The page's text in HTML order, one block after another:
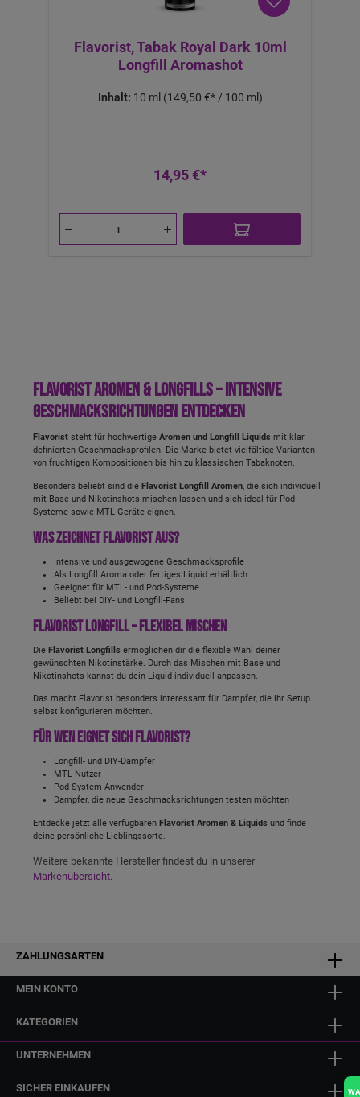
Flavorist, Tabak Royal Dark 10ml
Longfill Aromashot
Inhalt: 10 ml (149,50 €* / 100 ml)
14,95 €*
Flavorist Aromen & Longfills – intensive
Geschmacksrichtungen entdecken
Flavorist steht für hochwertige Aromen und Longfill Liquids mit klar
definierten Geschmacksprofilen. Die Marke bietet vielfältige Varianten –
von fruchtigen Kompositionen bis hin zu klassischen Tabaknoten.
Besonders beliebt sind die Flavorist Longfill Aromen, die sich individuell
mit Base und Nikotinshots mischen lassen und sich ideal für Pod
Systeme sowie MTL-Geräte eignen.
Was zeichnet Flavorist aus?
Intensive und ausgewogene Geschmacksprofile
Als Longfill Aroma oder fertiges Liquid erhältlich
Geeignet für MTL- und Pod-Systeme
Beliebt bei DIY- und Longfill-Fans
Flavorist Longfill – flexibel mischen
Die Flavorist Longfills ermöglichen dir die flexible Wahl deiner
gewünschten Nikotinstärke. Durch das Mischen mit Base und
Nikotinshots kannst du dein Liquid individuell anpassen.
Das macht Flavorist besonders interessant für Dampfer, die ihr Setup
selbst konfigurieren möchten.
Für wen eignet sich Flavorist?
Longfill- und DIY-Dampfer
MTL Nutzer
Pod System Anwender
Dampfer, die neue Geschmacksrichtungen testen möchten
Entdecke jetzt alle verfügbaren Flavorist Aromen & Liquids und finde
deine persönliche Lieblingssorte.
Weitere bekannte Hersteller findest du in unserer
Markenübersicht.
ZAHLUNGSARTEN
MEIN KONTO
KATEGORIEN
UNTERNEHMEN
SICHER EINKAUFEN WA